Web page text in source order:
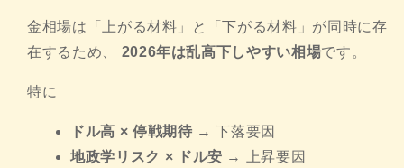
金相場は「上がる材料」と「下がる材料」が同時に存
在するため、 2026年は乱高下しやすい相場です。
特に
ドル高 × 停戦期待 → 下落要因
地政学リスク × ドル安 → 上昇要因